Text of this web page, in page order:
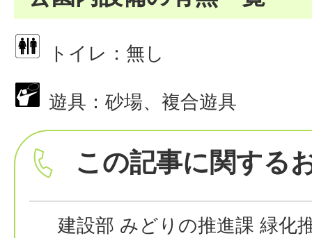
トイレ：無し
遊具：砂場、複合遊具
この記事に関する
建設部 みどりの推進課 緑化